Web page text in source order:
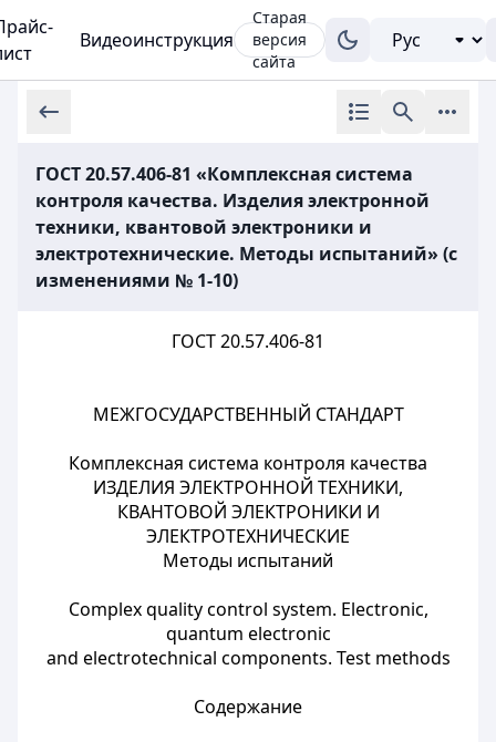
Видеоинструкция
Старая
версия
сайта
ГОСТ 20.57.406-81 «Комплексная система
контроля качества. Изделия электронной
техники, квантовой электроники и
электротехнические. Методы испытаний» (с
изменениями № 1-10)
ГОСТ 20.57.406-81
МЕЖГОСУДАРСТВЕННЫЙ СТАНДАРТ
Комплексная система контроля качества
ИЗДЕЛИЯ ЭЛЕКТРОННОЙ ТЕХНИКИ,
КВАНТОВОЙ ЭЛЕКТРОНИКИ И
ЭЛЕКТРОТЕХНИЧЕСКИЕ
Методы испытаний
Complex quality control system. Electronic,
quantum electronic
and electrotechnical components. Test methods
Содержание